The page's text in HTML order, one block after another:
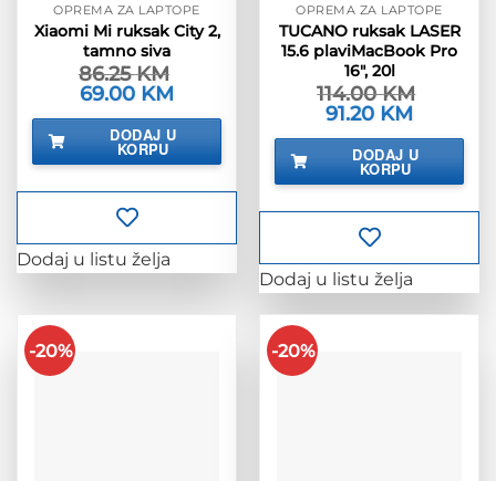
OPREMA ZA LAPTOPE
Xiaomi Mi ruksak City 2,
tamno siva
86.25KM
Izvorna
cijena
bila
86.25 KM.
69.00 KM
je:
69.00 KM.
DODAJ U
KORPU
Dodaj u listu želja
OPREMA ZA LAPTOPE
TUCANO ruksak LASER
15.6 plaviMacBook Pro
16″, 20l
114.00KM
Izvorna
cijena
bila
114.00 KM.
91.20 KM
je:
91.20 KM.
DODAJ U
KORPU
Dodaj u listu želja
-20% -20%